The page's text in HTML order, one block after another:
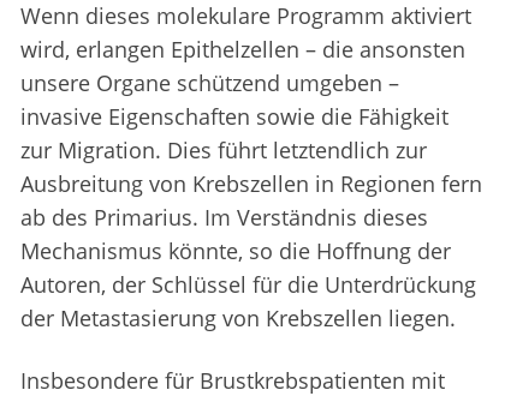
Wenn dieses molekulare Programm aktiviert
wird, erlangen Epithelzellen – die ansonsten
unsere Organe schützend umgeben –
invasive Eigenschaften sowie die Fähigkeit
zur Migration. Dies führt letztendlich zur
Ausbreitung von Krebszellen in Regionen fern
ab des Primarius. Im Verständnis dieses
Mechanismus könnte, so die Hoffnung der
Autoren, der Schlüssel für die Unterdrückung
der Metastasierung von Krebszellen liegen.
Insbesondere für Brustkrebspatienten mit